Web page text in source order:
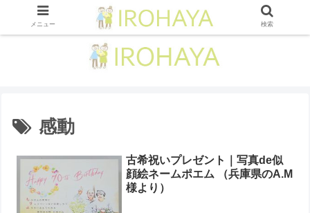
感動
古希祝いプレゼント｜写真de似
顔絵ネームポエム （兵庫県のA.M
様より）
メニュー 検索